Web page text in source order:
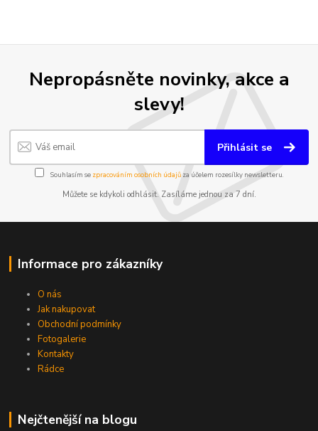
Nepropásněte novinky, akce a
slevy!
Přihlásit se
Souhlasím se zpracováním osobních údajůza účelem rozesílky newsletteru.
Můžete se kdykoli odhlásit. Zasíláme jednou za 7 dní.
Informace pro zákazníky
O nás
Jak nakupovat
Obchodní podmínky
Fotogalerie
Kontakty
Rádce
Nejčtenější na blogu